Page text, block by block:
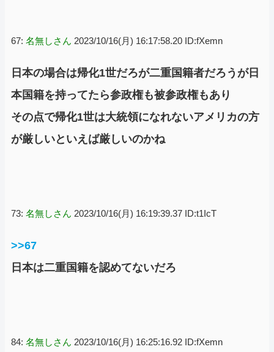
67: 名無しさん 2023/10/16(月) 16:17:58.20 ID:fXemn
日本の場合は帰化1世だろが二重国籍者だろうが日
本国籍を持ってたら参政権も被参政権もあり
その点で帰化1世は大統領になれないアメリカの方
が厳しいといえば厳しいのかね
73: 名無しさん 2023/10/16(月) 16:19:39.37 ID:t1IcT
>>67
日本は二重国籍を認めてないだろ
84: 名無しさん 2023/10/16(月) 16:25:16.92 ID:fXemn